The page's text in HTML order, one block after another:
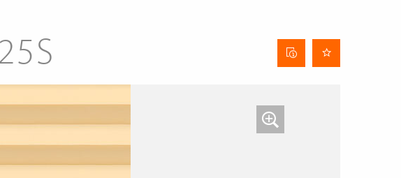
Behangdatenblatt